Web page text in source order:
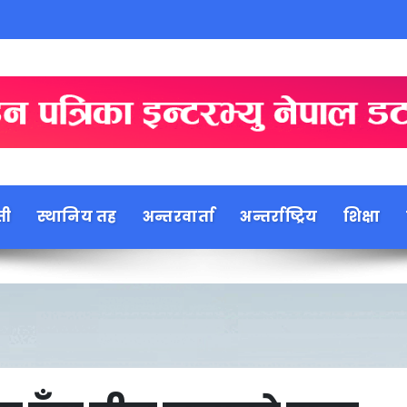
स्थानिय तह अन्तरवार्ता अन्तर्राष्ट्रिय शिक्षा